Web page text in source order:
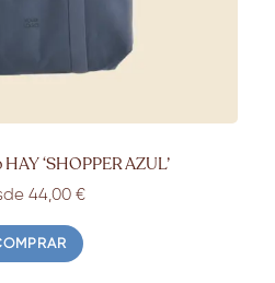
‘SHOPPER AZUL’
44,00 €